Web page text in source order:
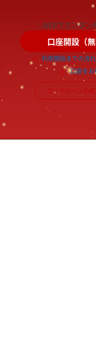
＼WEBでカンタ
口座開設（
利用開始までの流れ
口座を
カードローンの